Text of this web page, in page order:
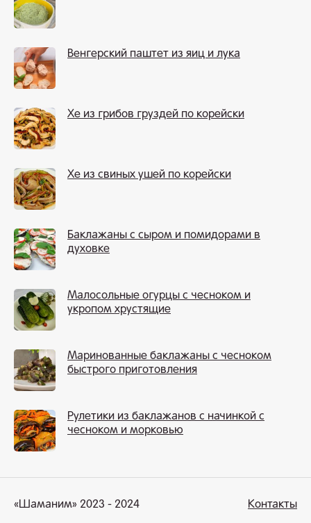
Венгерский паштет из яиц и лука
Хе из грибов груздей по корейски
Хе из свиных ушей по корейски
Баклажаны с сыром и помидорами в
духовке
Малосольные огурцы с чесноком и
укропом хрустящие
Маринованные баклажаны с чесноком
быстрого приготовления
Рулетики из баклажанов с начинкой с
чесноком и морковью
«Шаманим» 2023 - 2024 Контакты